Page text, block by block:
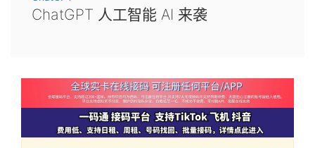
ChatGPT 人工智能 AI 来袭